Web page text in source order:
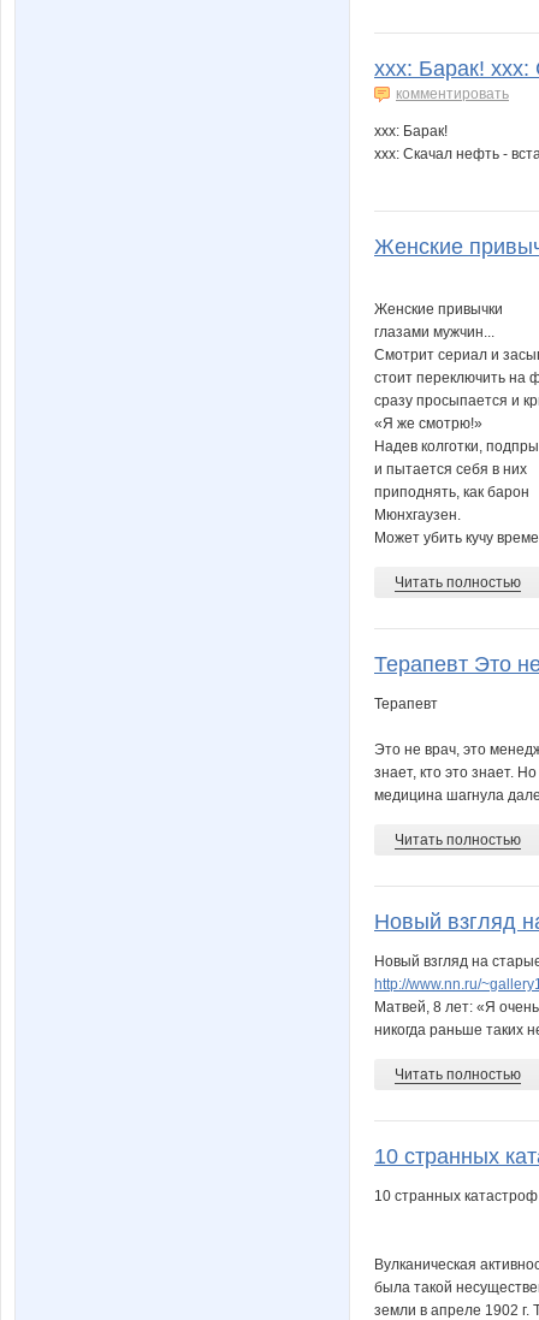
xxx: Барак! xxx:
комментировать
xxx: Барак!
xxx: Скачал нефть -
Женские
Женские привычки
глазами мужчин...
Смотрит сериал и
стоит переключить на
сразу просыпается и
«Я же смотрю!»
Надев колготки,
и пытается себя в них
приподнять, как барон
Мюнхгаузен.
Может убить кучу
Читать полностью
Терапевт Это
Терапевт
Это не врач, это
знает, кто это знает.
медицина шагнула
Читать полностью
Новый взгляд
Новый взгляд на
http://www.nn.ru/
Матвей, 8 лет: «Я
никогда раньше таких
Читать полностью
10 странных
10 странных катастроф
Вулканическая
была такой
земли в апреле 1902 г.